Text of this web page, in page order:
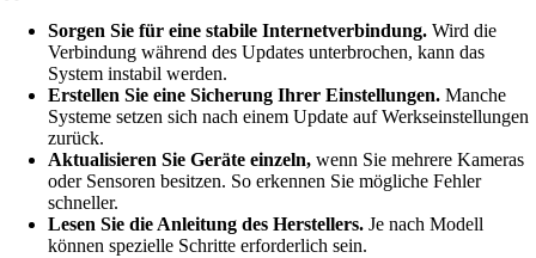
Sorgen Sie für eine stabile Internetverbindung. Wird die
Verbindung während des Updates unterbrochen, kann das
System instabil werden.
Erstellen Sie eine Sicherung Ihrer Einstellungen. Manche
Systeme setzen sich nach einem Update auf Werkseinstellungen
zurück.
Aktualisieren Sie Geräte einzeln, wenn Sie mehrere Kameras
oder Sensoren besitzen. So erkennen Sie mögliche Fehler
schneller.
Lesen Sie die Anleitung des Herstellers. Je nach Modell
können spezielle Schritte erforderlich sein.